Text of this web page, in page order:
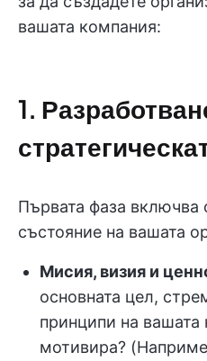
вашата компания:
1.
Първата фаза включва
състояние на вашата
Мисия, визия и
основната цел,
принципи на
мотивира?